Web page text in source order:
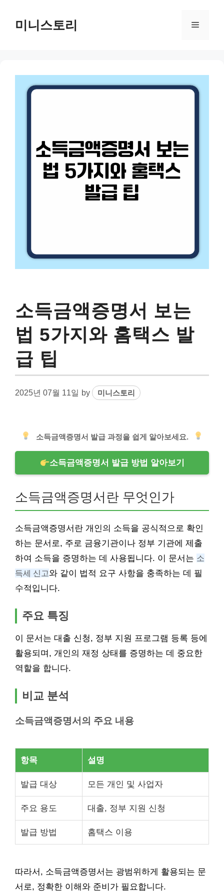
content미니스토리 Menu
소득금액증명서 보는
법 5가지와 홈택스 발
급 팁
2025년 07월 11일 by 미니스토리
소득금액증명서 발급 과정을 쉽게 알아보세요.
소득금액증명서 발급 방법 알아보기
소득금액증명서란 무엇인가
소득금액증명서란 개인의 소득을 공식적으로 확인
하는 문서로, 주로 금융기관이나 정부 기관에 제출
하여 소득을 증명하는 데 사용됩니다. 이 문서는 소
득세 신고와 같이 법적 요구 사항을 충족하는 데 필
수적입니다.
주요 특징
이 문서는 대출 신청, 정부 지원 프로그램 등록 등에
활용되며, 개인의 재정 상태를 증명하는 데 중요한
역할을 합니다.
비교 분석
소득금액증명서의 주요 내용
항목 설명
발급 대상 모든 개인 및 사업자
주요 용도 대출, 정부 지원 신청
발급 방법 홈택스 이용
따라서, 소득금액증명서는 광범위하게 활용되는 문
서로, 정확한 이해와 준비가 필요합니다.